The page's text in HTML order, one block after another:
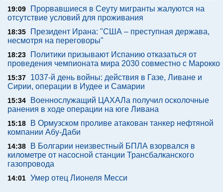
19:09
Прорвавшиеся в Сеуту мигранты жалуются на
отсутствие условий для проживания
18:35
Президент Ирана: "США – преступная держава,
несмотря на переговоры"
18:23
Политики призывают Испанию отказаться от
проведения чемпионата мира 2030 совместно с Марокко
15:37
1037-й день войны: действия в Газе, Ливане и
Сирии, операции в Иудее и Самарии
15:34
Военнослужащий ЦАХАЛа получил осколочные
ранения в ходе операции на юге Ливана
15:18
В Ормузском проливе атакован танкер нефтяной
компании Абу-Даби
14:38
В Болгарии неизвестный БПЛА взорвался в
километре от насосной станции Трансбалканского
газопровода
14:01 Умер отец Лионеля Месси